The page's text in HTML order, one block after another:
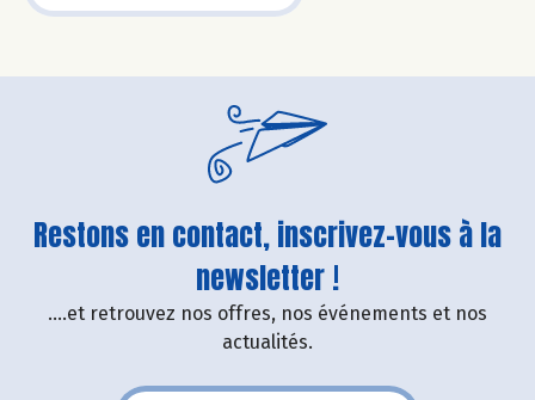
Restons en contact, inscrivez-vous à la
newsletter !
....et retrouvez nos offres, nos événements et nos
actualités.